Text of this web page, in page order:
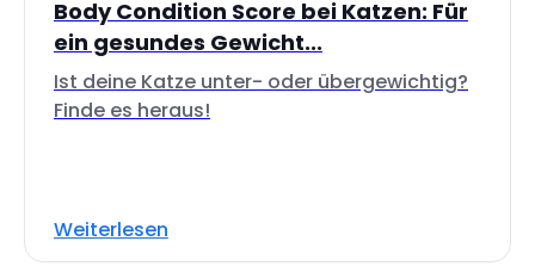
Body Condition Score bei Katzen: Für
ein gesundes Gewicht...
Ist deine Katze unter- oder übergewichtig?
Finde es heraus!
Weiterlesen